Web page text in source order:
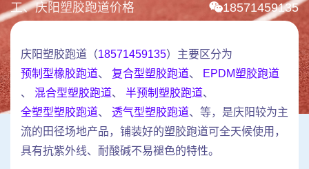
工、庆阳塑胶跑道价格
18571459135
庆阳塑胶跑道（18571459135）主要区分为
预制型橡胶跑道、 复合型塑胶跑道、
EPDM塑胶跑道
、 混合型塑胶跑道、 半预制塑胶跑道、
全塑型塑胶跑道、 透气型塑胶跑道、等，是庆阳较为主
流的田径场地产品，铺装好的塑胶跑道可全天候使用，
具有抗紫外线、耐酸碱不易褪色的特性。